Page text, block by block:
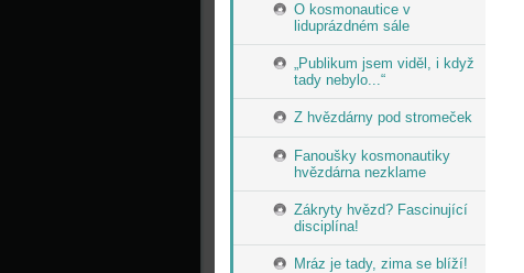
O kosmonautice v
liduprázdném sále
„Publikum jsem viděl, i když
tady nebylo...“
Z hvězdárny pod stromeček
Fanoušky kosmonautiky
hvězdárna nezklame
Zákryty hvězd? Fascinující
disciplína!
Mráz je tady, zima se blíží!